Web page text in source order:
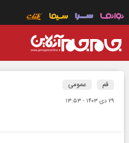
قم عمومی
۲۹ دی ۱۴۰۳ - ۱۳:۵۳